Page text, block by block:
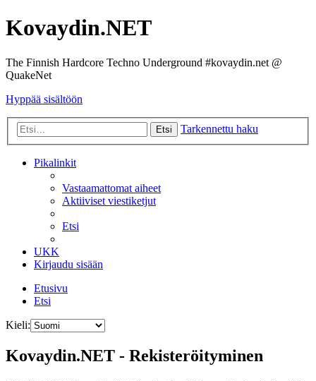
Kovaydin.NET
The Finnish Hardcore Techno Underground #kovaydin.net @
QuakeNet
Hyppää sisältöön
Etsi Tarkennettu haku
Pikalinkit
Vastaamattomat aiheet
Aktiiviset viestiketjut
Etsi
UKK
Kirjaudu sisään
Etusivu
Etsi
Kieli:
Kovaydin.NET - Rekisteröityminen